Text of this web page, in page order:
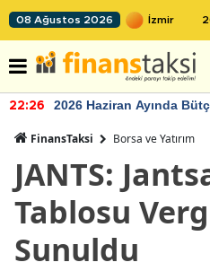
08 Ağustos 2026
22:26 2026 Haziran Ayında
FinansTaksi Borsa ve Yatırım
JANTS:
Tablosu
Sunuldu